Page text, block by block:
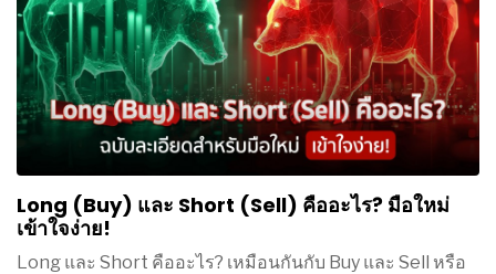
Long (Buy) และ Short (Sell) คืออะไร? มือใหม่
เข้าใจง่าย!
Long และ Short คืออะไร? เหมือนกันกับ Buy และ Sell หรือ